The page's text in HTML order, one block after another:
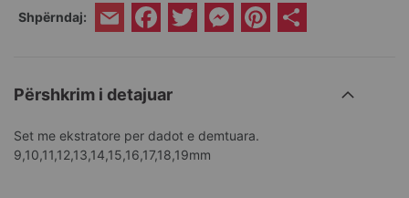
Shpërndaj: Email Facebook
Twitter Messenger
Pinterest
Përshkrim i detajuar
Set me ekstratore per dadot e demtuara.
9,10,11,12,13,14,15,16,17,18,19mm